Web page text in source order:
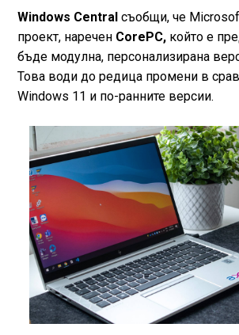
Windows Centralсъобщи, че
проект, наречен CorePC,който е
бъде модулна, персонализирана
Това води до редица промени в
Windows 11 и по-ранните версии.